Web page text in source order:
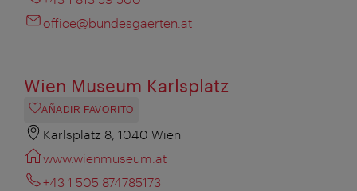
office@bundesgaerten.at
Wien Museum Karlsplatz
AÑADIR FAVORITO
Karlsplatz 8, 1040 Wien
www.wienmuseum.at
+43 1 505 874785173